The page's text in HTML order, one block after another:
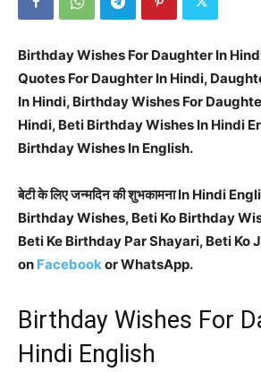
Birthday Wishes For Daughter In
Quotes For Daughter In Hindi,
In Hindi, Birthday Wishes For
Hindi, Beti Birthday Wishes In Hindi
Birthday Wishes In English.
बेटी के लिए जन्मदिन की शुभकामना In Hindi
Birthday Wishes, Beti Ko Birthday
Beti Ke Birthday Par Shayari, Beti Ko
on Facebookor WhatsApp.
Birthday Wishes For
Hindi English